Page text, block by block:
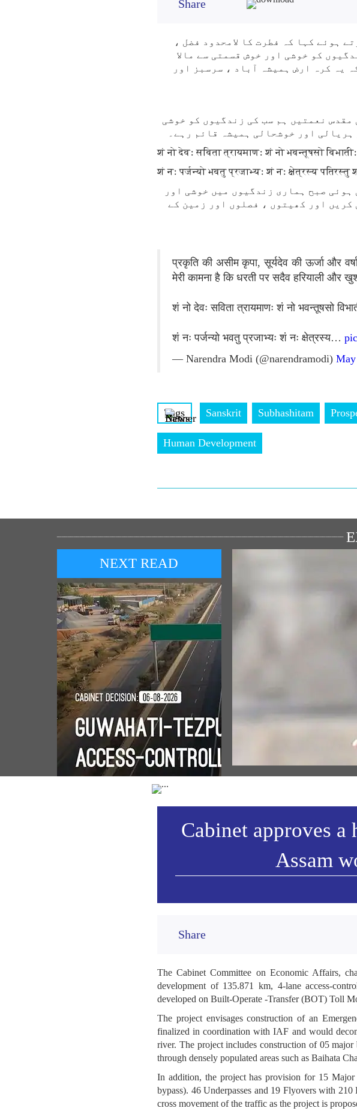
Share
ہوئے کہا کہ فطرت کا لامحدود فضل ،
کو خوشی اور خوش قسمتی سے مالا
یہ کرہ ارض ہمیشہ آباد ، سرسبز اور
مقدس نعمتیں ہم سب کی زندگیوں کو خوشی
اور خوشحالی ہمیشہ قائم رہے۔
शं नो देवः सविता त्रायमाणः शं नो भवन्तूषसो
शं नः पर्जन्यो भवतु प्रजाभ्यः शं नः क्षेत्रस्य पतिरस्तु
صبح ہماری زندگیوں میں خوشی اور
کریں اور کھیتوں ، فصلوں اور زمین کے
प्रकृति की असीम कृपा, सूर्यदेव की ऊर्जा और
मेरी कामना है कि धरती पर सदैव हरियाली और
शं नो देवः सविता त्रायमाणः शं नो भवन्तूषसो
शं नः पर्जन्यो भवतु प्रजाभ्यः शं नः क्षेत्रस्य…
— Narendra Modi (@narendramodi)
Tags Sanskrit Subhashitam
Human Development
NEXT READ
Cabinet approves a highway
construction project in Assam worth
₹8,970.20 crore (August 06, 2026)
اتسو کے دوران وزیر
Cabinet approves
Assam
Share
The Cabinet Committee on Economic Affairs,
development of 135.871 km, 4-lane access-
developed on Built-Operate -Transfer (BOT) Toll
The project envisages construction of an
finalized in coordination with IAF and would
river. The project includes construction of 05 major
through densely populated areas such as Baihata
In addition, the project has provision for 15
bypass). 46 Underpasses and 19 Flyovers with
cross movement of the traffic as the project is